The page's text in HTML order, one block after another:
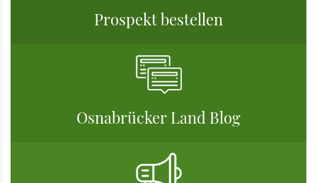
Prospekt bestellen
Osnabrücker Land Blog